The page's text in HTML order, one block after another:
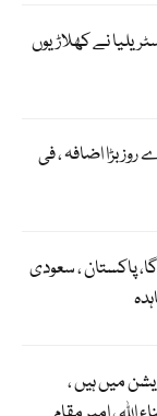
نے کھلاڑیوں
بڑا اضافہ ، فی
پاکستان ، سعودی
میں ہیں ،